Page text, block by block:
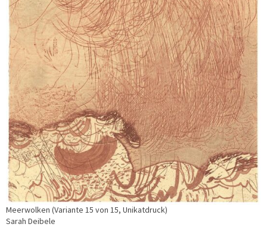
Meerwolken (Variante 15 von 15, Unikatdruck)
Sarah Deibele